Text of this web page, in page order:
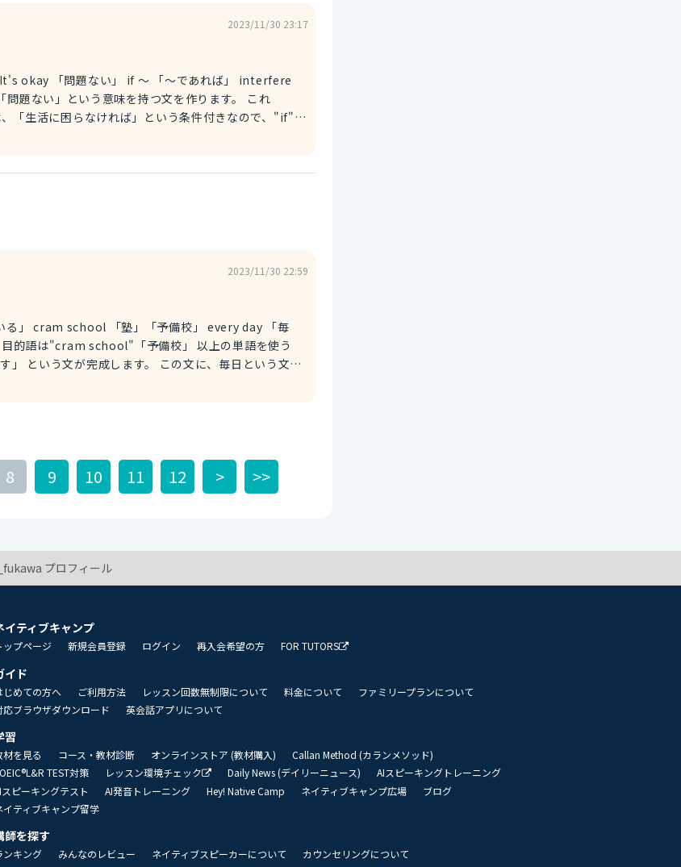
2023/11/30 23:17
生活に支障を与える」という表現にかえて表します。
daily life. 「生活に困らなければ問題ない」
2023/11/30 22:59
ます。 この文に、毎日という文を
きます。 なので、 I go to the cram
8 9 10 11 12 > >>
プロフィール
イティブキャンプ
ップページ 新規会員登録 ログイン 再入会希望の方 FOR TUTORS
イド
じめての方へ ご利用方法 レッスン回数無制限について 料金について
ファミリープランについて
応ブラウザダウンロード
英会話アプリについて
習
材を見る コース・教材診断 オンラインストア (教材購入)
Callan Method (カランメソッド)
TEST対策
レッスン環境チェック Daily News (デイリーニュース)
AIスピーキングトレーニング
スピーキングテスト
AI発音トレーニング Hey! Native Camp ネイティブキャンプ広場
ブログ
イティブキャンプ留学
師を探す
ンキング みんなのレビュー ネイティブスピーカーについて
カウンセリングについて